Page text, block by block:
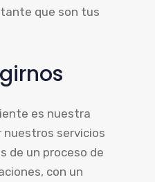
que son tus
es nuestra
nuestros servicios
de un proceso de
con un